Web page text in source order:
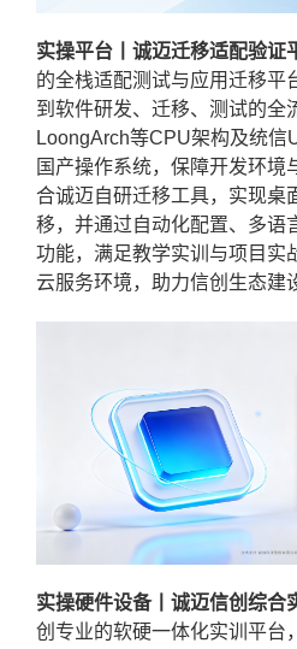
实操平台丨诚迈迁移适配验证
的全栈适配测试与应用迁移平
到软件研发、迁移、测试的全
LoongArch等CPU架构及统信
国产操作系统，保障开发环境
合诚迈自研迁移工具，实现桌
移，并通过自动化配置、多语
功能，满足教学实训与项目实
云服务环境，助力信创生态建
实操硬件设备丨诚迈信创综合
创专业的软硬一体化实训平台